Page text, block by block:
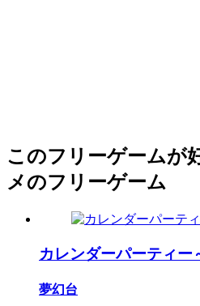
このフリーゲームが
メのフリーゲーム
カレンダーパーティー
夢幻台